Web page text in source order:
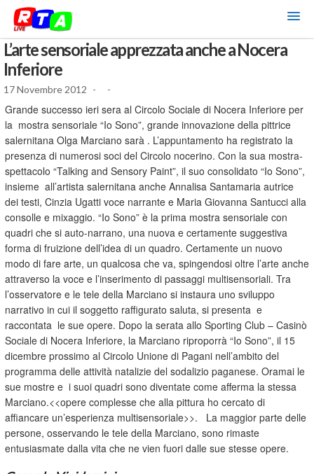
L’arte sensoriale apprezzata anche a Nocera
Inferiore
17 Novembre 2012 - -
Grande successo ieri sera al Circolo Sociale di Nocera Inferiore per
la mostra sensoriale “Io Sono”, grande innovazione della pittrice
salernitana Olga Marciano sarà . L’appuntamento ha registrato la
presenza di numerosi soci del Circolo nocerino. Con la sua mostra-
spettacolo “Talking and Sensory Paint”, il suo consolidato “Io Sono”,
insieme all’artista salernitana anche Annalisa Santamaria autrice
dei testi, Cinzia Ugatti voce narrante e Maria Giovanna Santucci alla
consolle e mixaggio. “Io Sono” è la prima mostra sensoriale con
quadri che si auto-narrano, una nuova e certamente suggestiva
forma di fruizione dell’idea di un quadro. Certamente un nuovo
modo di fare arte, un qualcosa che va, spingendosi oltre l’arte anche
attraverso la voce e l’inserimento di passaggi multisensoriali. Tra
l’osservatore e le tele della Marciano si instaura uno sviluppo
narrativo in cui il soggetto raffigurato saluta, si presenta e
raccontata le sue opere. Dopo la serata allo Sporting Club – Casinò
Sociale di Nocera Inferiore, la Marciano riproporrà “Io Sono”, il 15
dicembre prossimo al Circolo Unione di Pagani nell’ambito del
programma delle attività natalizie del sodalizio paganese. Oramai le
sue mostre e i suoi quadri sono diventate come afferma la stessa
Marciano.<<opere complesse che alla pittura ho cercato di
affiancare un’esperienza multisensoriale>>. La maggior parte delle
persone, osservando le tele della Marciano, sono rimaste
entusiasmate dalla vita che ne vien fuori dalle sue stesse opere.